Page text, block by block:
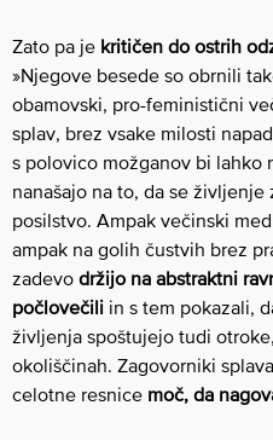
Zato pa je kritičen do ostrih
»Njegove besede so obrnili
obamovski, pro-feministični
splav, brez vsake milosti
s polovico možganov bi lahko
nanašajo na to, da se
posilstvo. Ampak večinski
ampak na golih čustvih brez
zadevo držijo na abstraktni
počlovečili in s tem pokazali,
življenja spoštujejo tudi
okoliščinah. Zagovorniki
celotne resnice moč, da